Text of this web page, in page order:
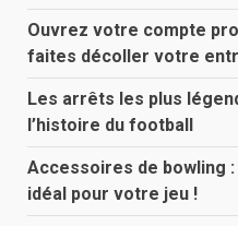
Ouvrez votre compte
faites décoller votre
Les arrêts les plus
l’histoire du football
Accessoires de bowling
idéal pour votre jeu !